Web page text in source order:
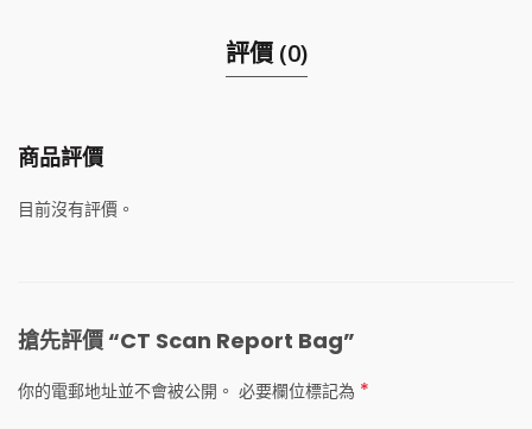
評價 (0)
商品評價
目前沒有評價。
搶先評價 “CT Scan Report Bag”
你的電郵地址並不會被公開。 必要欄位標記為 *